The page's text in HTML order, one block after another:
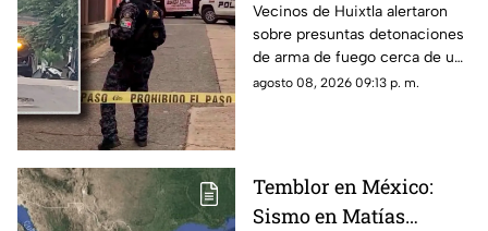
Chiapas: Vecinos
alertan por
detonaciones de fuego
Vecinos de Huixtla alertaron
sobre presuntas detonaciones
de arma de fuego cerca de una
bodega de café. Circulan
agosto 08, 2026 09:13 p. m.
Temblor en México:
Sismo en Matías